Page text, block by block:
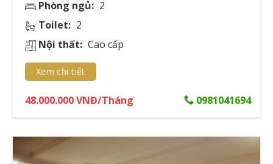
hộ Centennial
Triệu/ Tháng
Cho thuê căn
Grand
Manhattan
Cho thuê căn
8 - 35 Triệu/
Cho thuê căn
hộ IFC One
48.000.000 VNĐ/Tháng
Phòng ngủ: 2
Toilet: 2
Nội thất: Cao cấp
0981041694
Xem chi tiết